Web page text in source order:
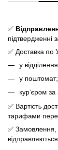
✅
підтвердженні
✅ Доставка по
у
у поштомат;
кур’єром
✅ Вартість
тарифами
✅ Замовлення,